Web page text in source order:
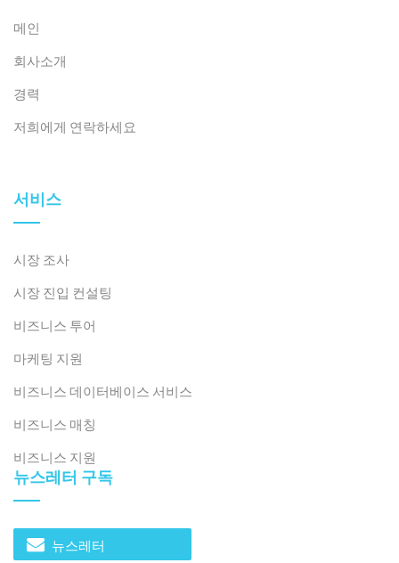
메인
회사소개
경력
저희에게 연락하세요
서비스
시장 조사
시장 진입 컨설팅
비즈니스 투어
마케팅 지원
비즈니스 데이터베이스 서비스
비즈니스 매칭
비즈니스 지원
뉴스레터 구독
뉴스레터